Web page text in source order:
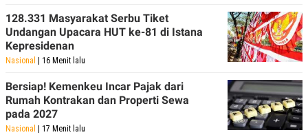
128.331 Masyarakat Serbu Tiket
Undangan Upacara HUT ke-81 di Istana
Kepresidenan
Nasional | 16 Menit lalu
Bersiap! Kemenkeu Incar Pajak dari
Rumah Kontrakan dan Properti Sewa
pada 2027
Nasional | 17 Menit lalu